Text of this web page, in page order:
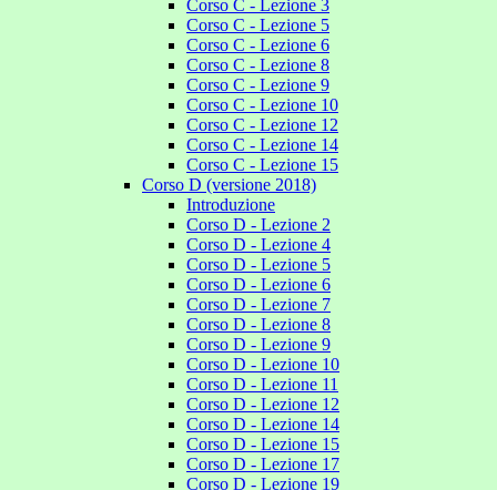
Corso C - Lezione 3
Corso C - Lezione 5
Corso C - Lezione 6
Corso C - Lezione 8
Corso C - Lezione 9
Corso C - Lezione 10
Corso C - Lezione 12
Corso C - Lezione 14
Corso C - Lezione 15
Corso D (versione 2018)
Introduzione
Corso D - Lezione 2
Corso D - Lezione 4
Corso D - Lezione 5
Corso D - Lezione 6
Corso D - Lezione 7
Corso D - Lezione 8
Corso D - Lezione 9
Corso D - Lezione 10
Corso D - Lezione 11
Corso D - Lezione 12
Corso D - Lezione 14
Corso D - Lezione 15
Corso D - Lezione 17
Corso D - Lezione 19